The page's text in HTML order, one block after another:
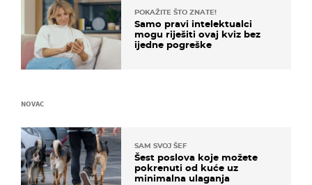
POKAŽITE ŠTO ZNATE!
Samo pravi intelektualci
mogu riješiti ovaj kviz bez
ijedne pogreške
NOVAC
SAM SVOJ ŠEF
Šest poslova koje možete
pokrenuti od kuće uz
minimalna ulaganja